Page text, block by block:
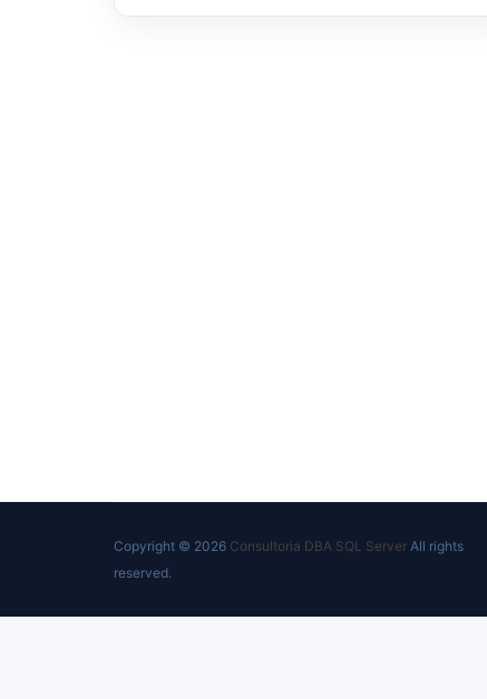
Copyright © 2026 Consultoria DBA SQL Server All rights
reserved.